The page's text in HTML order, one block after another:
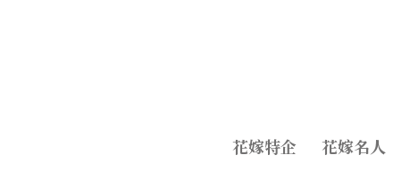
花嫁特企 花嫁名人